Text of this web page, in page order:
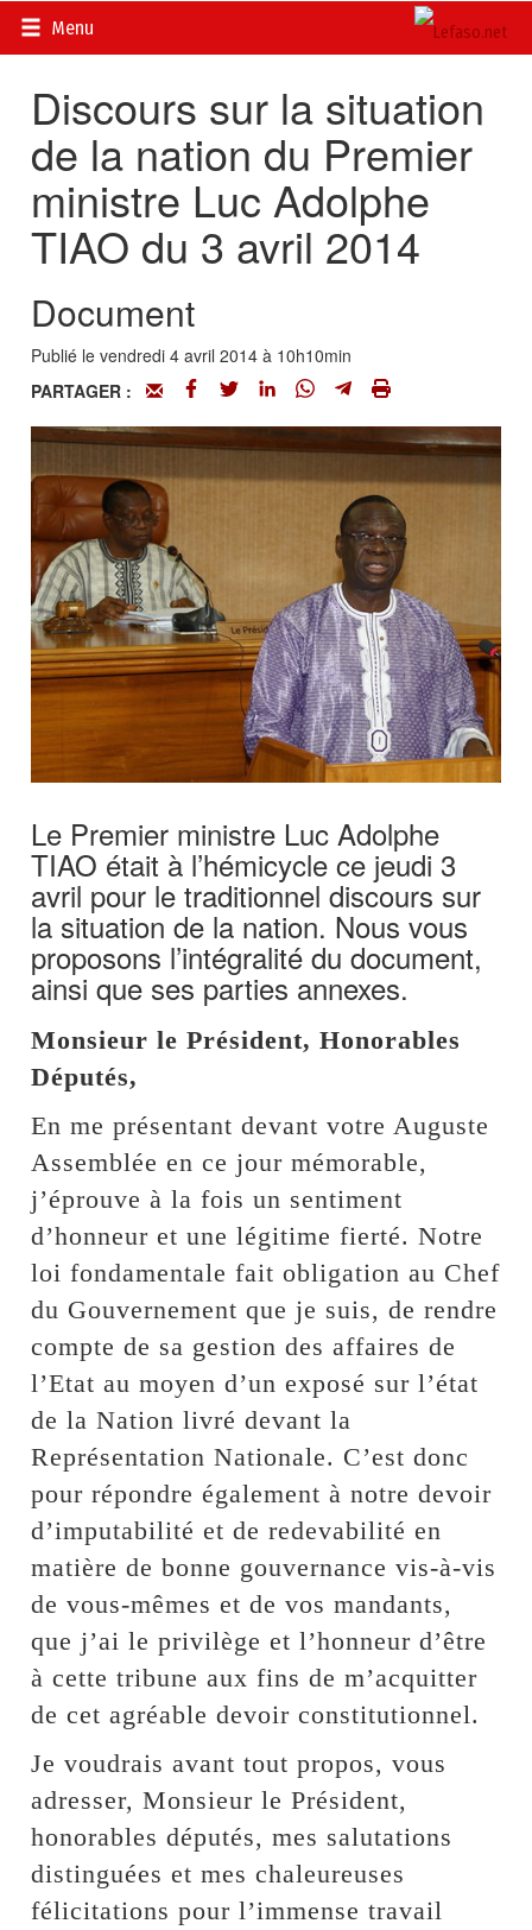
Menu
Accueil>
Luc Adolphe TIAO,
Discours sur la situation
de la nation du Premier
ministre Luc Adolphe
TIAO du 3 avril 2014
Document
Publié le vendredi 4 avril 2014 à 10h10min
PARTAGER :
Le Premier ministre Luc Adolphe
TIAO était à l’hémicycle ce jeudi 3
avril pour le traditionnel discours sur
la situation de la nation. Nous vous
proposons l’intégralité du document,
ainsi que ses parties annexes.
Monsieur le Président, Honorables
Députés,
En me présentant devant votre Auguste
Assemblée en ce jour mémorable,
j’éprouve à la fois un sentiment
d’honneur et une légitime fierté. Notre
loi fondamentale fait obligation au Chef
du Gouvernement que je suis, de rendre
compte de sa gestion des affaires de
l’Etat au moyen d’un exposé sur l’état
de la Nation livré devant la
Représentation Nationale. C’est donc
pour répondre également à notre devoir
d’imputabilité et de redevabilité en
matière de bonne gouvernance vis-à-vis
de vous-mêmes et de vos mandants,
que j’ai le privilège et l’honneur d’être
à cette tribune aux fins de m’acquitter
de cet agréable devoir constitutionnel.
Je voudrais avant tout propos, vous
adresser, Monsieur le Président,
honorables députés, mes salutations
distinguées et mes chaleureuses
félicitations pour l’immense travail